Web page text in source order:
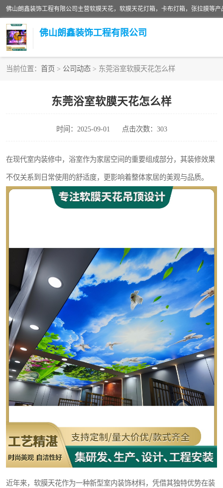
佛山朗鑫装饰工程有限公司
当前位置： 首页 > 公司动态 > 东莞浴室软膜天花怎么样
东莞浴室软膜天花怎么样
时间：2025-09-01 点击次数：303
在现代室内装修中，浴室作为家居空间的重要组成部分，其装修效果
不仅关系到日常使用的舒适度，更影响着整体家居的美观与品质。
近年来，软膜天花作为一种新型室内装饰材料，凭借其独特优势在装